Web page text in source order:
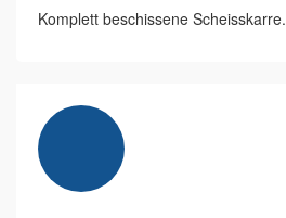
Komplett beschissene Scheisskarre.